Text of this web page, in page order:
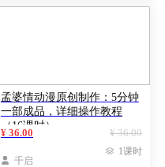
孟婆情动漫原创制作：5分钟
一部成品，详细操作教程
（16课时）
¥ 36.00
¥ 36.00
 千启
 1课时